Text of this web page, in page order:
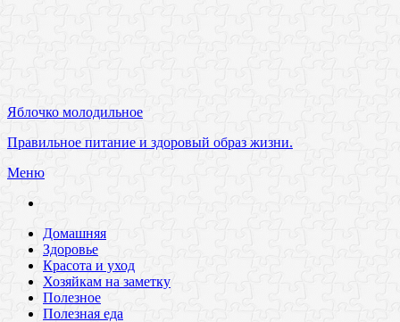
Яблочко молодильное
Правильное питание и здоровый образ жизни.
Меню
Домашняя
Здоровье
Красота и уход
Хозяйкам на заметку
Полезное
Полезная еда